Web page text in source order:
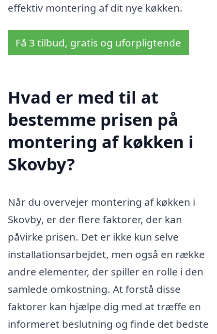
effektiv montering af dit nye køkken.
Få 3 tilbud, gratis og uforpligtende
Hvad er med til at
bestemme prisen på
montering af køkken i
Skovby?
Når du overvejer montering af køkken i
Skovby, er der flere faktorer, der kan
påvirke prisen. Det er ikke kun selve
installationsarbejdet, men også en række
andre elementer, der spiller en rolle i den
samlede omkostning. At forstå disse
faktorer kan hjælpe dig med at træffe en
informeret beslutning og finde det bedste